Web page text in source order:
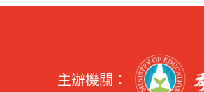
主辦機關：